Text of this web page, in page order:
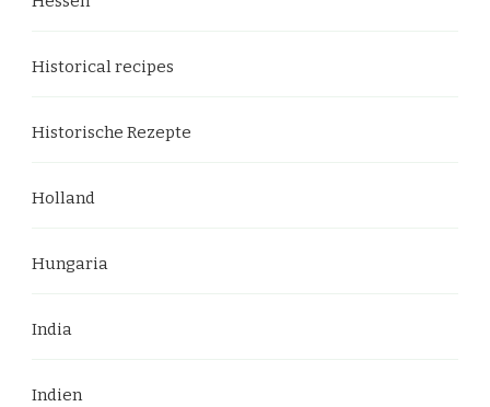
Historical recipes
Historische Rezepte
Holland
Hungaria
India
Indien